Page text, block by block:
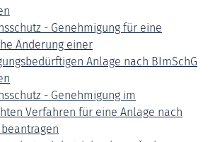
- Genehmigung für eine
Änderung einer
Anlage nach BImSchG
- Genehmigung im
Verfahren für eine Anlage nach